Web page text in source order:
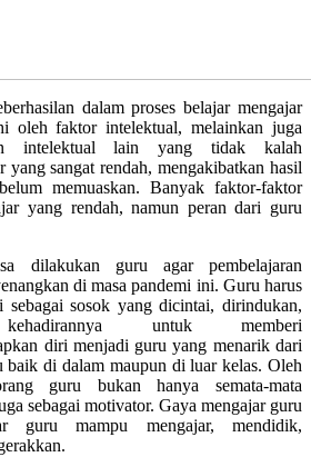
dalam proses belajar mengajar
oleh faktor intelektual, melainkan juga
intelektual lain yang tidak kalah
yang sangat rendah, mengakibatkan hasil
memuaskan. Banyak faktor-faktor
yang rendah, namun peran dari guru
dilakukan guru agar pembelajaran
di masa pandemi ini. Guru harus
sosok yang dicintai, dirindukan,
untuk memberi
diri menjadi guru yang menarik dari
baik di dalam maupun di luar kelas. Oleh
guru bukan hanya semata-mata
sebagai motivator. Gaya mengajar guru
guru mampu mengajar, mendidik,